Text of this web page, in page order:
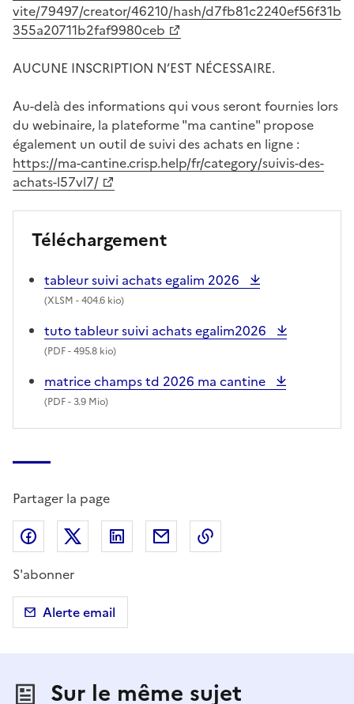
vite/79497/creator/46210/hash/d7fb81c2240ef56f31b
355a20711b2faf9980ceb
AUCUNE INSCRIPTION N’EST NÉCESSAIRE.
Au-delà des informations qui vous seront fournies lors
du webinaire, la plateforme "ma cantine" propose
également un outil de suivi des achats en ligne :
https://ma-cantine.crisp.help/fr/category/suivis-des-
achats-l57vl7/
Téléchargement
tableur suivi achats egalim 2026
(XLSM - 404.6 kio)
tuto tableur suivi achats egalim2026
(PDF- 495.8 kio)
matrice champs td 2026 ma cantine
(PDF- 3.9 Mio)
Partager la page
Partager sur Facebook
Partager sur X (anciennement Twitter)
Partager sur LinkedIn
Partager par email
S'abonner
Alerte email
Sur le même sujet